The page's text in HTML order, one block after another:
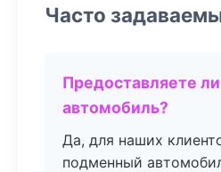
Часто
Предоставляете
автомобиль?
Да, для наших
подменный